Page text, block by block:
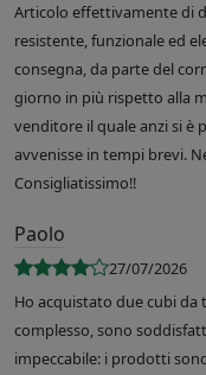
Articolo effettivamente di
resistente, funzionale ed
consegna, da parte del
giorno in più rispetto alla
venditore il quale anzi si è
avvenisse in tempi brevi.
Consigliatissimo!!
Paolo
27/07/2026
Ho acquistato due cubi da
complesso, sono
impeccabile: i prodotti